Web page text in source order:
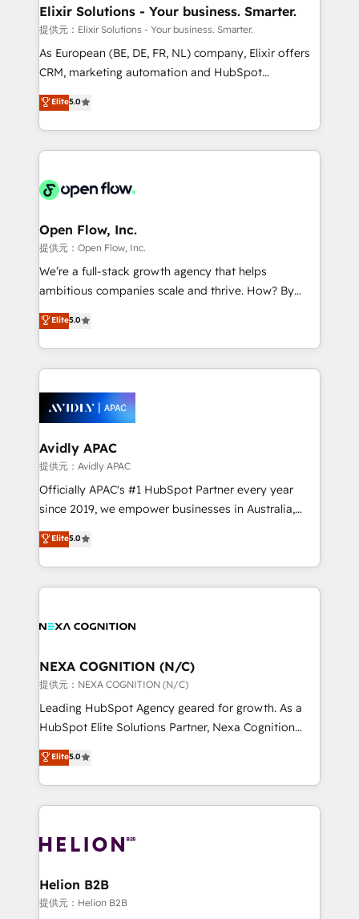
built to scale.
greatness, which is achieved through creating
absolute clarity, derived from a well-defined
strategy, executed well, and reported on with clear
results. The culture is driven by core values; Joy, Grit,
Mindedness, and Clarity. We are driven to win for the
collective good of the company and its clientele, and
things are happening.
Elixir Solutions - Your business. Smarter.
提供元：Elixir Solutions - Your business. Smarter.
As European (BE, DE, FR, NL) company, Elixir offers
CRM, marketing automation and HubSpot
integration products and services to mid-market
and enterprise customers. We ensure that your sales,
service and marketing department operates in the
most effective way, while at the same time
integrated buyers journey. Elixir is located in
and Amsterdam. Elixir is a first mover and leader
when it comes to HubSpot sales and service
implementations, highly renowned for our business
acumen, process (re-)design experience and a
integrate HubSpot with complex solutions like SAP,
MicroSoft, custom solutions,... Our company also has
Retail execution, CPQ, customer portals and
HubSpot CMS developments. And we're champions
Elite5.0
Open Flow, Inc.
提供元：Open Flow, Inc.
We’re a full-stack growth agency that helps
ambitious companies scale and thrive. How? By
upgrading and streamlining every single revenue-
generating aspect of your business. We’re proud
HubSpot Elite Solutions Partners and devout CRM
nerds who can harness HubSpot’s custom digital
experience. Working hand-in-hand with your team,
we’ll assemble a RevOps machine that drives more
traffic, generates better leads and crushes your
revenue goals. We've worked with thousands of
HubSpot customers and we'd love to work with you
too! Clients come to us for: Advanced CRM solutions
HubSpot Data System Migrations between systems
to HubSpot New lead generation strategies Time-
Elite5.0
Avidly APAC
提供元：Avidly APAC
Officially APAC's #1 HubSpot Partner every year
since 2019, we empower businesses in Australia,
New Zealand, and globally to realise their full
potential through enterprise HubSpot CRM
implementation. And we deliver best practice across
the whole HubSpot platform, covering marketing,
all businesses, from start-up to Enterprise, and have
the world. Our human approach to digital
transformation is designed for businesses who want
to grow. And we're passionate about APAC
businesses leading the world in technology, agility
record migrating businesses from CRM & Marketing
Platforms such as Salesforce, Dynamics, Pipedrive,
with attract and retain customers, manage their
business people and processes, and how they
Elite5.0
NEXA COGNITION (N/C)
提供元：NEXA COGNITION (N/C)
Leading HubSpot Agency geared for growth. As a
HubSpot Elite Solutions Partner, Nexa Cognition
ranks in the top 1% of global HubSpot Partners and
has been one of the longest-standing partners since
2012. We empower businesses to harness the full
potential of HubSpot by combining strategic
bespoke HubSpot solutions tailored to drive
Choose Nexa Cognition? 🚀 HubSpot Expertise: Our
certified team specialises in CRM implementation,
Elite5.0
Helion B2B
提供元：Helion B2B